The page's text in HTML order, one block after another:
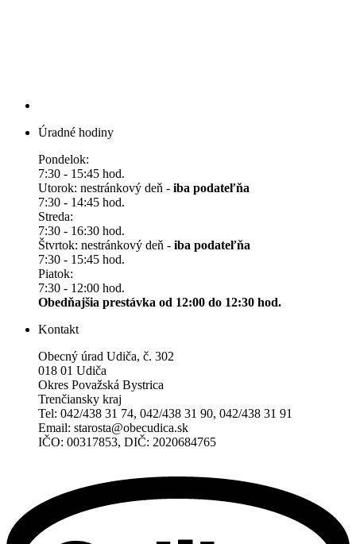
Úradné hodiny
Pondelok:
7:30 - 15:45 hod.
Utorok: nestránkový deň - iba podateľňa
7:30 - 14:45 hod.
Streda:
7:30 - 16:30 hod.
Štvrtok: nestránkový deň - iba podateľňa
7:30 - 15:45 hod.
Piatok:
7:30 - 12:00 hod.
Obedňajšia prestávka od 12:00 do 12:30 hod.
Kontakt
Obecný úrad Udiča, č. 302
018 01 Udiča
Okres Považská Bystrica
Trenčiansky kraj
Tel: 042/438 31 74, 042/438 31 90, 042/438 31 91
Email: starosta@obecudica.sk
IČO: 00317853, DIČ: 2020684765